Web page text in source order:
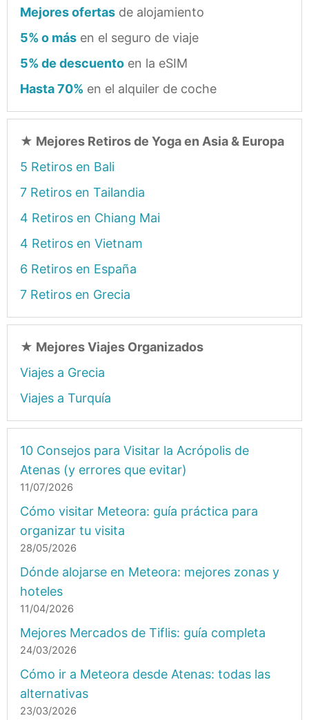
Mejores ofertas de alojamiento
5% o más en el seguro de viaje
5% de descuento en la eSIM
Hasta 70% en el alquiler de coche
★ Mejores Retiros de Yoga en Asia & Europa
5 Retiros en Bali
7 Retiros en Tailandia
4 Retiros en Chiang Mai
4 Retiros en Vietnam
6 Retiros en España
7 Retiros en Grecia
★ Mejores Viajes Organizados
Viajes a Grecia
Viajes a Turquía
10 Consejos para Visitar la Acrópolis de
Atenas (y errores que evitar)
11/07/2026
Cómo visitar Meteora: guía práctica para
organizar tu visita
28/05/2026
Dónde alojarse en Meteora: mejores zonas y
hoteles
11/04/2026
Mejores Mercados de Tiflis: guía completa
24/03/2026
Cómo ir a Meteora desde Atenas: todas las
alternativas
23/03/2026